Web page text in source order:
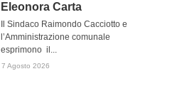
Eleonora Carta
Il Sindaco Raimondo Cacciotto e
l’Amministrazione comunale
esprimono il...
7 Agosto 2026